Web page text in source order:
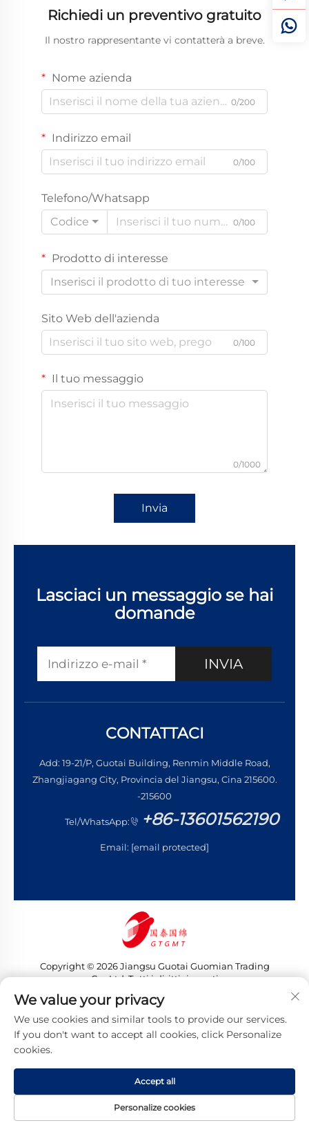
Richiedi un preventivo gratuito
Il nostro rappresentante vi contatterà a breve.
Nome azienda
0/200
Indirizzo email
0/100
Telefono/Whatsapp
Codice
0/100
Prodotto di interesse
Inserisci il prodotto di tuo interesse
Sito Web dell'azienda
0/100
Il tuo messaggio
0/1000
Invia
Lasciaci un messaggio se hai
domande
INVIA
CONTATTACI
Add: 19-21/P, Guotai Building, Renmin Middle Road,
Zhangjiagang City, Provincia del Jiangsu, Cina 215600.
-215600
Tel/WhatsApp: +86-13601562190
Email: [email protected]
Copyright © 2026 Jiangsu Guotai Guomian Trading
Co., Ltd. Tutti i diritti riservati
Informativa sulla privacy
HOMEPAGE PRODOTTI EMAIL TEL
We value your privacy
We use cookies and similar tools to provide our services.
If you don't want to accept all cookies, click Personalize
cookies.
Personalize cookies
Accept all